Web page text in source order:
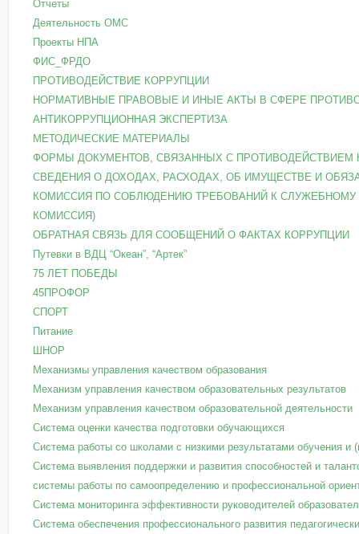
Отчеты
Деятельность ОМС
Проекты НПА
ФИС_ФРДО
ПРОТИВОДЕЙСТВИЕ КОРРУПЦИИ
НОРМАТИВНЫЕ ПРАВОВЫЕ И ИНЫЕ АКТЫ В СФЕРЕ
АНТИКОРРУПЦИОННАЯ ЭКСПЕРТИЗА
МЕТОДИЧЕСКИЕ МАТЕРИАЛЫ
ФОРМЫ ДОКУМЕНТОВ, СВЯЗАННЫХ С ПРОТИВОДЕЙСТВИЕМ
СВЕДЕНИЯ О ДОХОДАХ, РАСХОДАХ, ОБ ИМУЩЕСТВЕ И
КОМИССИЯ ПО СОБЛЮДЕНИЮ ТРЕБОВАНИЙ К
КОМИССИЯ)
ОБРАТНАЯ СВЯЗЬ ДЛЯ СООБЩЕНИЙ О ФАКТАХ КОРРУПЦИИ
Путевки в ВДЦ “Океан”, “Артек”
75 ЛЕТ ПОБЕДЫ
45ПРОФОР
СПОРТ
Питание
ШНОР
Механизмы управления качеством образования
Механизм управления качеством образовательных результатов
Механизм управления качеством образовательной деятельности
Система оценки качества подготовки обучающихся
Система работы со школами с низкими результатами обучения
Система выявления поддержки и развития способностей и
системы работы по самоопределению и профессиональной
Система мониторинга эффективности руководителей
Система обеспечения профессионального развития